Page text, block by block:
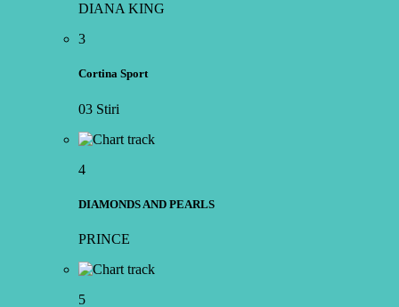
DIANA KING
3
Cortina Sport
03 Stiri
4
DIAMONDS AND PEARLS
PRINCE
5